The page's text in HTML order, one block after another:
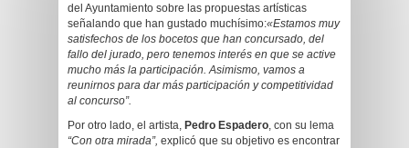
del Ayuntamiento sobre las propuestas artísticas
señalando que han gustado muchísimo:«Estamos muy
satisfechos de los bocetos que han concursado, del
fallo del jurado, pero tenemos interés en que se active
mucho más la participación. Asimismo, vamos a
reunirnos para dar más participación y competitividad
al concurso”.
Por otro lado, el artista, Pedro Espadero, con su lema
“Con otra mirada”, explicó que su objetivo es encontrar